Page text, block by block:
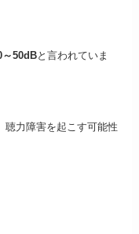
～50dBと言われていま
聴力障害を起こす可能性